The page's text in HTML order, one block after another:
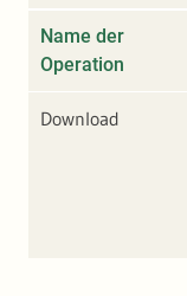
Name der
Operation
Download